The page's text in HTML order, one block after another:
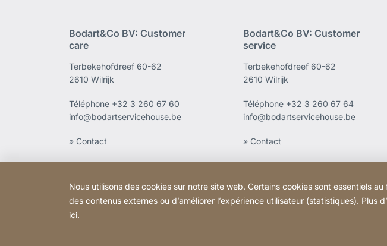
Bodart&Co BV: Customer
care
Terbekehofdreef 60-62
2610 Wilrijk
Téléphone +32 3 260 67 60
info@bodartservicehouse.be
» Contact
Bodart&Co BV: Customer
service
Terbekehofdreef 60-62
2610 Wilrijk
Téléphone +32 3 260 67 64
info@bodartservicehouse.be
» Contact
Nous utilisons des cookies sur notre site web. Certains cookies sont essentiels
des contenus externes ou d’améliorer l’expérience utilisateur (statistiques). Plus
ici.